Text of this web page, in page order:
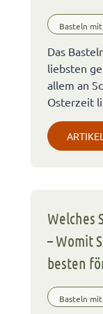
Basteln
Das
liebsten
allem an
Osterzeit
Welches
– Womit
besten
Basteln